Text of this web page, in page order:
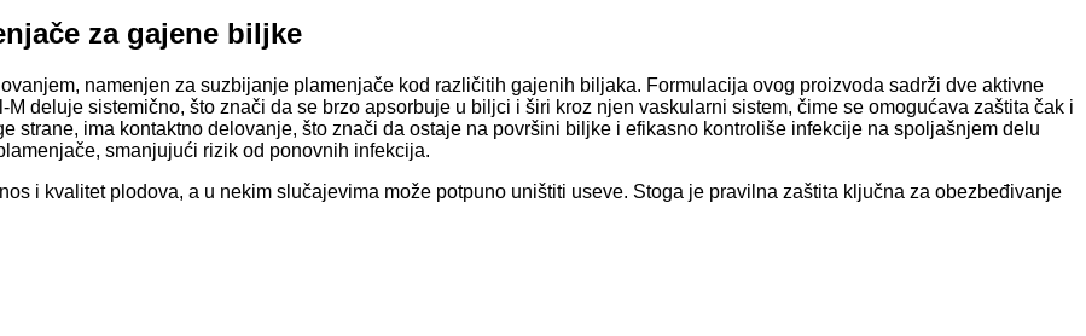
za gajene biljke
namenjen za suzbijanje plamenjače kod različitih gajenih biljaka. Formulacija ovog proizvoda sadrži dve aktivne
deluje sistemično, što znači da se brzo apsorbuje u biljci i širi kroz njen vaskularni sistem, čime se omogućava zaštita čak i
strane, ima kontaktno delovanje, što znači da ostaje na površini biljke i efikasno kontroliše infekcije na spoljašnjem delu
smanjujući rizik od ponovnih infekcija.
i kvalitet plodova, a u nekim slučajevima može potpuno uništiti useve. Stoga je pravilna zaštita ključna za obezbeđivanje